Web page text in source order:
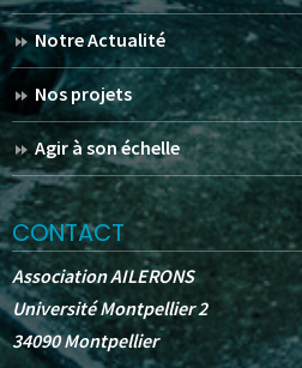
Notre Actualité
Nos projets
Agir à son échelle
CONTACT
Association AILERONS
Université Montpellier 2
34090 Montpellier